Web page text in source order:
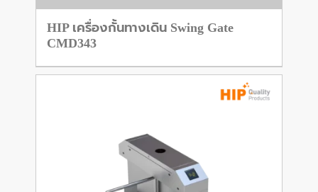
HIP เครื่องกั้นทางเดิน Swing Gate
CMD343